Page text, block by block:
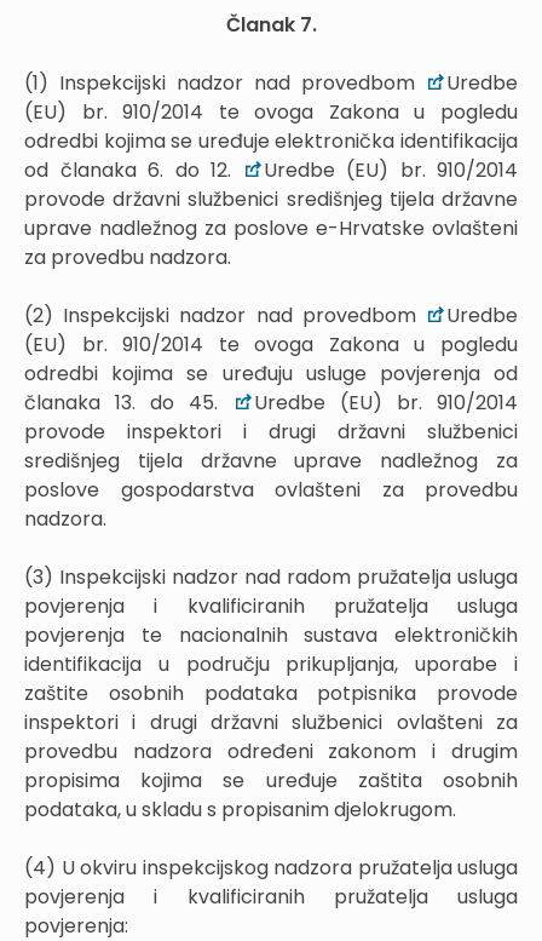
Članak 7.
(1) Inspekcijski nadzor nad provedbom
Uredbe
(EU) br. 910/2014 te ovoga Zakona u pogledu
odredbi kojima se uređuje elektronička identifikacija
od članaka 6. do 12.
Uredbe (EU) br. 910/2014
provode državni službenici središnjeg tijela državne
uprave nadležnog za poslove e-Hrvatske ovlašteni
za provedbu nadzora.
(2) Inspekcijski nadzor nad provedbom
Uredbe
(EU) br. 910/2014 te ovoga Zakona u pogledu
odredbi kojima se uređuju usluge povjerenja od
članaka 13. do 45.
Uredbe (EU) br. 910/2014
provode inspektori i drugi državni službenici
središnjeg tijela državne uprave nadležnog za
poslove gospodarstva ovlašteni za provedbu
nadzora.
(3) Inspekcijski nadzor nad radom pružatelja usluga
povjerenja i kvalificiranih pružatelja usluga
povjerenja te nacionalnih sustava elektroničkih
identifikacija u području prikupljanja, uporabe i
zaštite osobnih podataka potpisnika provode
inspektori i drugi državni službenici ovlašteni za
provedbu nadzora određeni zakonom i drugim
propisima kojima se uređuje zaštita osobnih
podataka, u skladu s propisanim djelokrugom.
(4) U okviru inspekcijskog nadzora pružatelja usluga
povjerenja i kvalificiranih pružatelja usluga
povjerenja: